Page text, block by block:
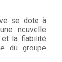
se dote à
nouvelle
et la fiabilité
du groupe